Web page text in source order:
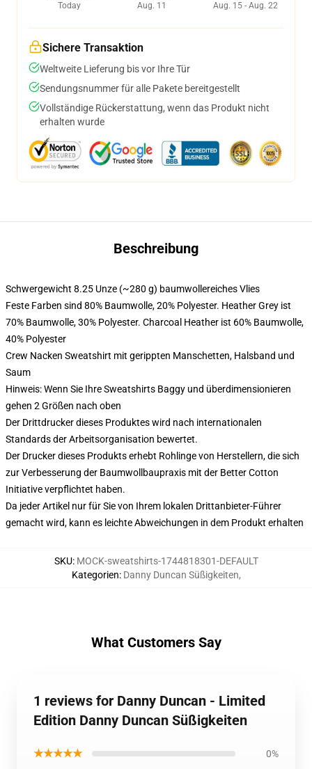
Today
Aug. 11
Aug. 15 - Aug. 22
Sichere Transaktion
Weltweite Lieferung bis vor Ihre Tür
Sendungsnummer für alle Pakete bereitgestellt
Vollständige Rückerstattung, wenn das Produkt nicht
erhalten wurde
Beschreibung
Schwergewicht 8.25 Unze (~280 g) baumwollereiches Vlies
Feste Farben sind 80% Baumwolle, 20% Polyester. Heather Grey ist
70% Baumwolle, 30% Polyester. Charcoal Heather ist 60% Baumwolle,
40% Polyester
Crew Nacken Sweatshirt mit gerippten Manschetten, Halsband und
Saum
Hinweis: Wenn Sie Ihre Sweatshirts Baggy und überdimensionieren
gehen 2 Größen nach oben
Der Drittdrucker dieses Produktes wird nach internationalen
Standards der Arbeitsorganisation bewertet.
Der Drucker dieses Produkts erhebt Rohlinge von Herstellern, die sich
zur Verbesserung der Baumwollbaupraxis mit der Better Cotton
Initiative verpflichtet haben.
Da jeder Artikel nur für Sie von Ihrem lokalen Drittanbieter-Führer
gemacht wird, kann es leichte Abweichungen in dem Produkt erhalten
SKU: MOCK-sweatshirts-1744818301-DEFAULT
Kategorien: Danny Duncan Süßigkeiten,
What Customers Say
1 reviews for Danny Duncan - Limited
Edition Danny Duncan Süßigkeiten
★★★★★ 0%